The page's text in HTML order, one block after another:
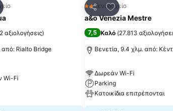
στα αγαπημένα
αξιολογήσεις)
από: Rialto Bridge
Wi-Fi
Κοινοποίηση
Προσθήκη στα
2 Αστέρια
Ξενοδοχείο
a&o Venezia Mestre
7,5 Καλό (27.813
Βενετία, 9.4 χλμ. από:
Δωρεάν Wi-Fi
Parking
Κατοικίδια επιτρέπονται